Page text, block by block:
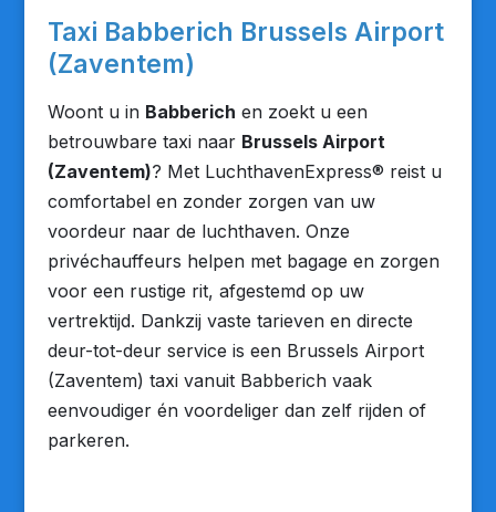
Taxi Babberich Brussels Airport
(Zaventem)
Woont u in Babberich en zoekt u een
betrouwbare taxi naar Brussels Airport
(Zaventem)? Met LuchthavenExpress® reist u
comfortabel en zonder zorgen van uw
voordeur naar de luchthaven. Onze
privéchauffeurs helpen met bagage en zorgen
voor een rustige rit, afgestemd op uw
vertrektijd. Dankzij vaste tarieven en directe
deur-tot-deur service is een Brussels Airport
(Zaventem) taxi vanuit Babberich vaak
eenvoudiger én voordeliger dan zelf rijden of
parkeren.